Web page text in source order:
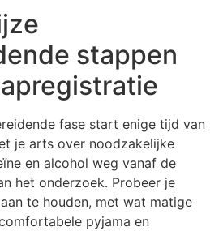
stappen
fase start enige tijd van
je arts over noodzakelijke
en alcohol weg vanaf de
het onderzoek. Probeer je
te houden, met wat matige
pyjama en